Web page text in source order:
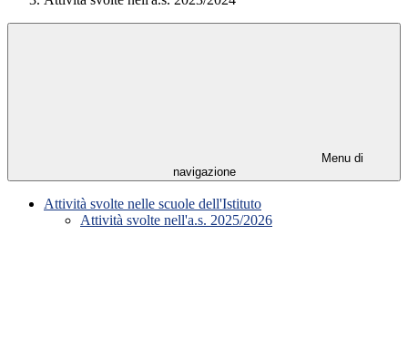
Menu di
navigazione
Attività svolte nelle scuole dell'Istituto
Attività svolte nell'a.s. 2025/2026